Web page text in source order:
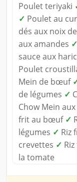
Poulet teriyaki
✓ Poulet au
dés aux noix
aux amandes ✓
sauce aux
Poulet
Mein de bœuf
de légumes ✓
Chow Mein
frit au bœuf ✓
légumes ✓ Riz
crevettes ✓
la tomate